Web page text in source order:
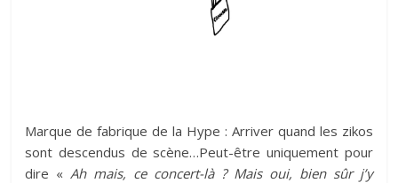
Marque de fabrique de la Hype : Arriver quand les zikos
sont descendus de scène…Peut-être uniquement pour
dire « Ah mais, ce concert-là ? Mais oui, bien sûr j’y